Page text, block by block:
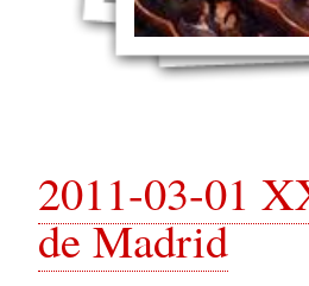
2011-03-01
de Madrid